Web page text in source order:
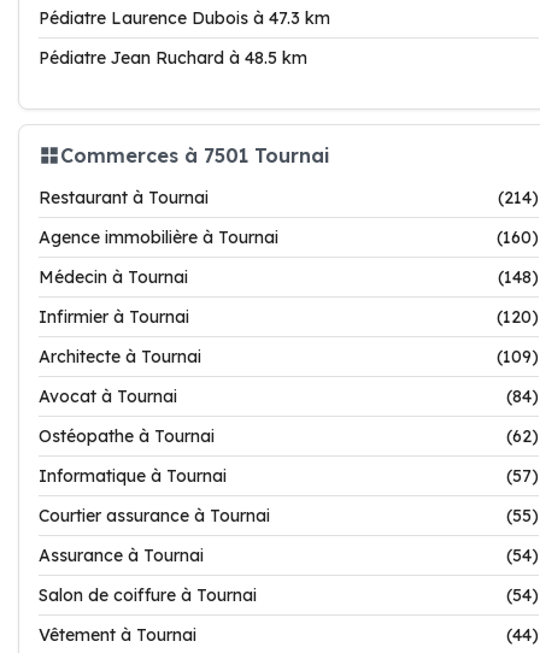
Pédiatre Laurence Dubois à 47.3 km
Pédiatre Jean Ruchard à 48.5 km
Commerces à 7501 Tournai
Restaurant à Tournai
(214)
Agence immobilière à Tournai
(160)
Médecin à Tournai
(148)
Infirmier à Tournai
(120)
Architecte à Tournai
(109)
Avocat à Tournai
(84)
Ostéopathe à Tournai
(62)
Informatique à Tournai
(57)
Courtier assurance à Tournai
(55)
Assurance à Tournai
(54)
Salon de coiffure à Tournai
(54)
Vêtement à Tournai
(44)